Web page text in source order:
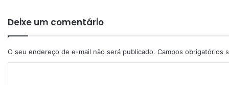
Deixe um comentário
O seu endereço de e-mail não será publicado. Campos obrigatórios